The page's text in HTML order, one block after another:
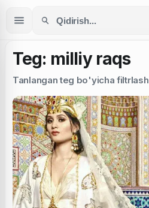
Teg: milliy raqs
Tanlangan teg bo'yicha filtrlash